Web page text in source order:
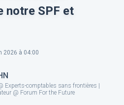
notre SPF et
2026 à 04:00
Experts-comptables sans frontières |
@ Forum For the Future